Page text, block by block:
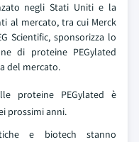
negli Stati Uniti e la
al mercato, tra cui Merck
Scientific, sponsorizza lo
di proteine PEGylated
del mercato.
proteine PEGylated è
prossimi anni.
e biotech stanno